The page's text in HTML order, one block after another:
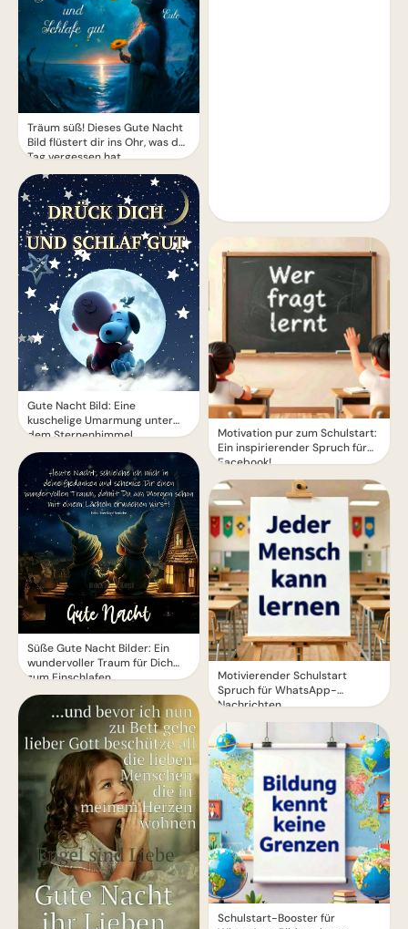
Träum süß! Dieses Gute Nacht
Bild flüstert dir ins Ohr, was der
Tag vergessen hat.
Gute Nacht Bild: Eine
kuschelige Umarmung unter
dem Sternenhimmel
Süße Gute Nacht Bilder: Ein
wundervoller Traum für Dich
zum Einschlafen
Motivation pur zum Schulstart:
Ein inspirierender Spruch für
Facebook!
Motivierender Schulstart
Spruch für WhatsApp-
Nachrichten
Schulstart-Booster für